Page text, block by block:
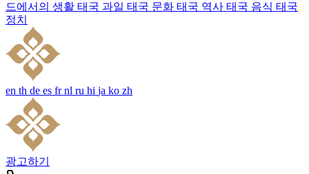
드에서의 생활 태국 과일 태국 문화 태국 역사 태국 음식 태국
정치
en th de es fr nl ru hi ja ko zh
광고하기